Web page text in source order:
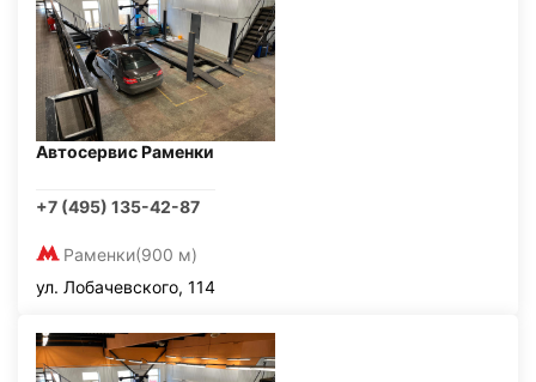
Автосервис Раменки
+7 (495) 135-42-87
Раменки(900 м)
ул. Лобачевского, 114